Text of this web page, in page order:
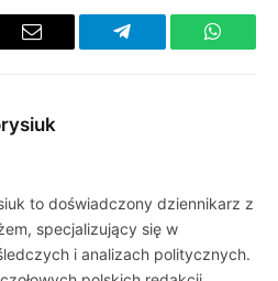
Email Telegram
to doświadczony dziennikarz z
specjalizujący się w
i analizach politycznych.